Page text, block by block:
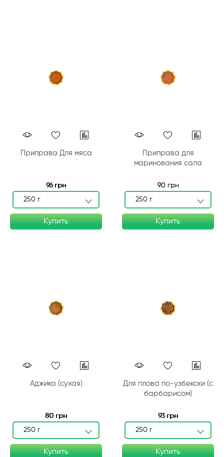
Приправа Для мяса
96 грн
250 г
Купить
Приправа для
маринования сала
90 грн
250 г
Купить
Аджика (сухая)
80 грн
250 г
Купить
Для плова по-узбекски (с
барбарисом)
93 грн
250 г
Купить